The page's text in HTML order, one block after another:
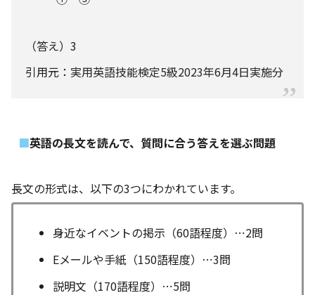
（答え）3
引用元： 実用英語技能検定5級2023年6月4日実施分
英語の長文を読んで、質問に合う答えを選ぶ問題
長文の形式は、以下の3つにわかれています。
身近なイベントの掲示（60語程度）⋯2問
Eメールや手紙（150語程度）⋯3問
説明文（170語程度）⋯5問